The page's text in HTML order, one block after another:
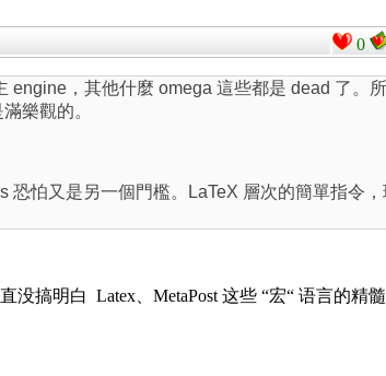
0
，其他什麼 omega 這些都是 dead 了。
樂觀的。
怕又是另一個門檻。LaTeX 層次的簡單指令
没搞明白 Latex、MetaPost 这些 “宏“ 语言的